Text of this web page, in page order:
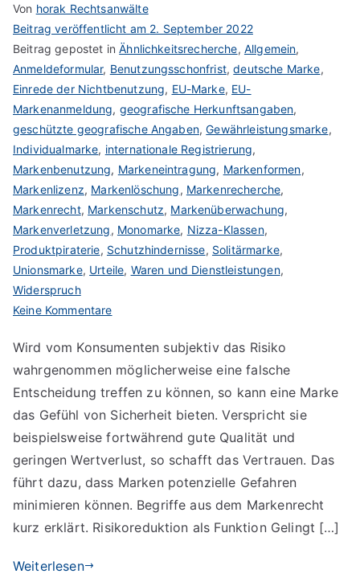
Von horak Rechtsanwälte
Beitrag veröffentlicht am 2. September 2022
Beitrag gepostet inÄhnlichkeitsrecherche, Allgemein,
Anmeldeformular, Benutzungsschonfrist,deutsche Marke,
Einrede der Nichtbenutzung, EU-Marke, EU-
Markenanmeldung, geografische Herkunftsangaben,
geschützte geografische Angaben,Gewährleistungsmarke,
Individualmarke, internationale Registrierung,
Markenbenutzung, Markeneintragung, Markenformen,
Markenlizenz, Markenlöschung, Markenrecherche,
Markenrecht, Markenschutz, Markenüberwachung,
Markenverletzung, Monomarke, Nizza-Klassen,
Produktpiraterie, Schutzhindernisse, Solitärmarke,
Unionsmarke, Urteile, Waren und Dienstleistungen,
Widerspruch
Keine Kommentarezu
schaffen
Vertrauen
durch
Risikoreduktion
Wird vom Konsumenten subjektiv das Risiko
wahrgenommen möglicherweise eine falsche
Entscheidung treffen zu können, so kann eine Marke
das Gefühl von Sicherheit bieten. Verspricht sie
beispielsweise fortwährend gute Qualität und
geringen Wertverlust, so schafft das Vertrauen. Das
führt dazu, dass Marken potenzielle Gefahren
minimieren können. Begriffe aus dem Markenrecht
kurz erklärt. Risikoreduktion als Funktion Gelingt […]
Weiterlesen